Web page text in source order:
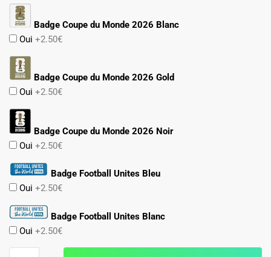
Badge Coupe du Monde 2026 Blanc
Oui +2.50€
Badge Coupe du Monde 2026 Gold
Oui +2.50€
Badge Coupe du Monde 2026 Noir
Oui +2.50€
Badge Football Unites Bleu
Oui +2.50€
Badge Football Unites Blanc
Oui +2.50€